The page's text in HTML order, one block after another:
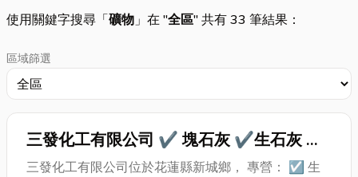
使用關鍵字搜尋「礦物」在 "全區" 共有 33 筆結果：
區域篩選
三發化工有限公司 ✔ 塊石灰 ✔生石灰 ✔
消石灰
三發化工有限公司位於花蓮縣新城鄉， 專營： ☑ 生